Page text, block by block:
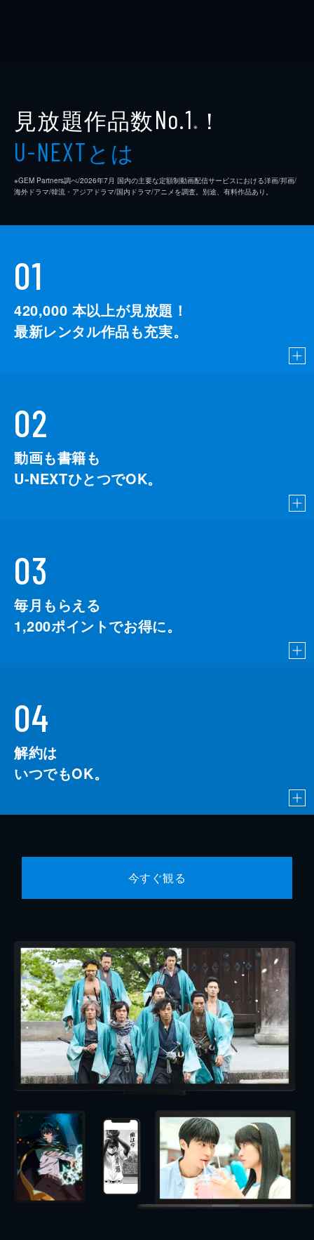
見放題作品数No.1 ※ ！
U-NEXTとは
※GEM Partners調べ/2026年7⽉ 国内の主要な定額制動画配信サービスにおける洋画/邦画/
海外ドラマ/韓流・アジアドラマ/国内ドラマ/アニメを調査。別途、有料作品あり。
01
420,000 本以上が見放題！
最新レンタル作品も充実。
02
動画も書籍も
U-NEXTひとつでOK。
03
毎月もらえる
1,200ポイントでお得に。
04
解約は
いつでもOK。
今すぐ観る